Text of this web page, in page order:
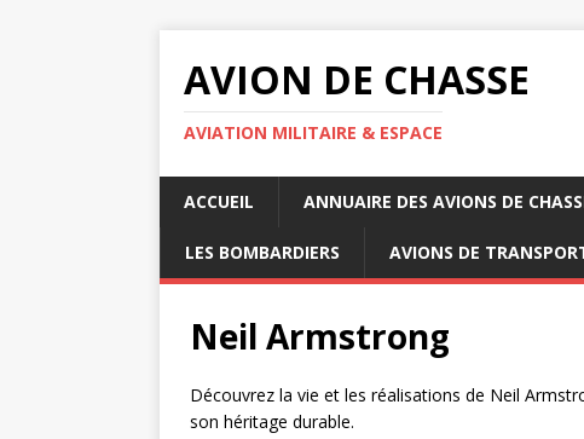
AVION DE CHASSE
AVIATION MILITAIRE & ESPACE
ACCUEIL ANNUAIRE DES AVIONS DE
LES BOMBARDIERS AVIONS DE
Neil Armstrong
Découvrez la vie et les réalisations de Neil
son héritage durable.